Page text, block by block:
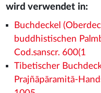
wird verwendet in:
Buchdeckel
buddhistischen
Cod.sanscr. 600(1
Tibetischer
Prajñāpāramitā-